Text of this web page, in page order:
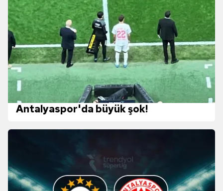
Antalyaspor'da büyük şok!